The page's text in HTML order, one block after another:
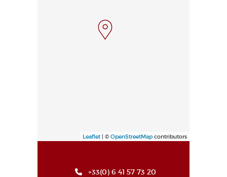
Leaflet| © OpenStreetMap contributors
+33(0) 6 41 57 73 20